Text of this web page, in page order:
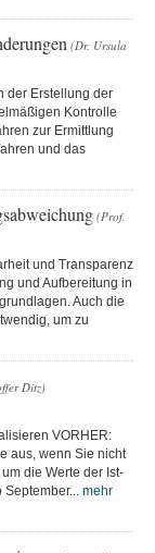
(Dr. Ursula
der Erstellung der
Kontrolle
zur Ermittlung
und das
(Prof.
und Transparenz
und Aufbereitung in
Auch die
um zu
Ditz)
VORHER:
aus, wenn Sie nicht
die Werte der Ist-
September... mehr